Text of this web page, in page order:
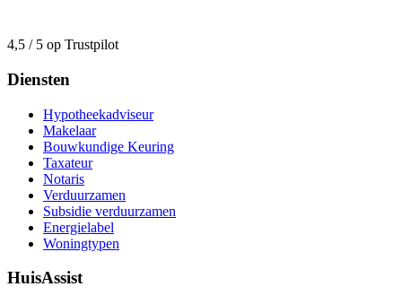
4,5 / 5 op Trustpilot
Diensten
Hypotheekadviseur
Makelaar
Bouwkundige Keuring
Taxateur
Notaris
Verduurzamen
Subsidie verduurzamen
Energielabel
Woningtypen
HuisAssist